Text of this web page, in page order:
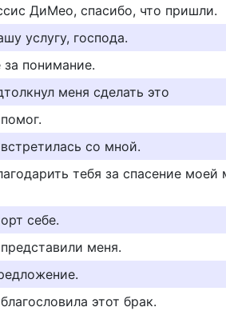
ДиМео, спасибо, что пришли.
услугу, господа.
понимание.
меня сделать это
со мной.
тебя за спасение моей
себе.
меня.
этот брак.